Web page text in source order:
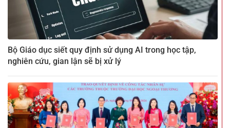
Bộ Giáo dục siết quy định sử dụng AI trong học tập,
nghiên cứu, gian lận sẽ bị xử lý